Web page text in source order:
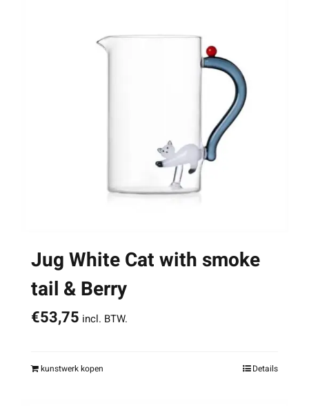
Jug White Cat with smoke
tail & Berry
€53,75 incl. BTW.
kunstwerk kopen Details